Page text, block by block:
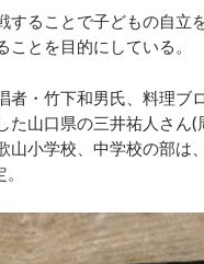
ることで子どもの自立
とを目的にしている。
・竹下和男氏、料理ブ
た山口県の三井祐人さ
小学校、中学校の部は